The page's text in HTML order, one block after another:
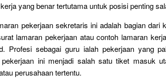
yang benar tertutama untuk posisi penting
pekerjaan sekretaris ini adalah bagian dari
lamaran pekerjaan atau contoh lamaran
Profesi sebagai guru ialah pekerjaan yang
pekerjaan ini menjadi salah satu tiket masuk
perusahaan tertentu.